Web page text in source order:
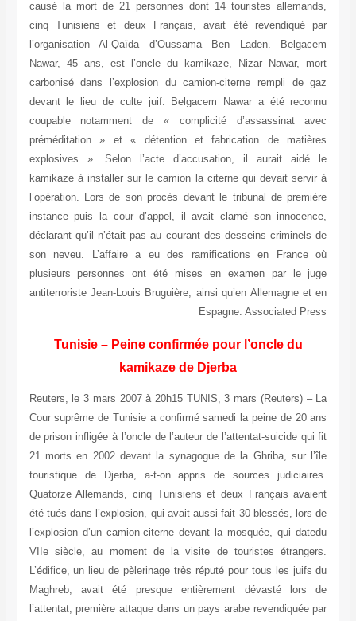
causé la mort de 21 personnes dont 14 touristes allemands,
cinq Tunisiens et deux Français, avait été revendiqué par
l’organisation Al-Qaïda d’Oussama Ben Laden. Belgacem
Nawar, 45 ans, est l’oncle du kamikaze, Nizar Nawar, mort
carbonisé dans l’explosion du camion-citerne rempli de gaz
devant le lieu de culte juif. Belgacem Nawar a été reconnu
coupable notamment de « complicité d’assassinat avec
préméditation » et « détention et fabrication de matières
explosives ». Selon l’acte d’accusation, il aurait aidé le
kamikaze à installer sur le camion la citerne qui devait servir à
l’opération. Lors de son procès devant le tribunal de première
instance puis la cour d’appel, il avait clamé son innocence,
déclarant qu’il n’était pas au courant des desseins criminels de
son neveu. L’affaire a eu des ramifications en France où
plusieurs personnes ont été mises en examen par le juge
antiterroriste Jean-Louis Bruguière, ainsi qu’en Allemagne et en
Espagne. Associated Press
Tunisie – Peine confirmée pour l’oncle du
kamikaze de Djerba
Reuters, le 3 mars 2007 à 20h15 TUNIS, 3 mars (Reuters) – La
Cour suprême de Tunisie a confirmé samedi la peine de 20 ans
de prison infligée à l’oncle de l’auteur de l’attentat-suicide qui fit
21 morts en 2002 devant la synagogue de la Ghriba, sur l’île
touristique de Djerba, a-t-on appris de sources judiciaires.
Quatorze Allemands, cinq Tunisiens et deux Français avaient
été tués dans l’explosion, qui avait aussi fait 30 blessés, lors de
l’explosion d’un camion-citerne devant la mosquée, qui datedu
VIIe siècle, au moment de la visite de touristes étrangers.
L’édifice, un lieu de pèlerinage très réputé pour tous les juifs du
Maghreb, avait été presque entièrement dévasté lors de
l’attentat, première attaque dans un pays arabe revendiquée par